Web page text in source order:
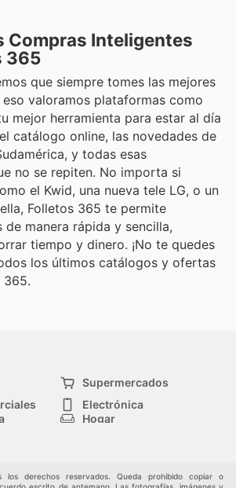
Compras Inteligentes
365
que siempre tomes las mejores
valoramos plataformas como
mejor herramienta para estar al día
catálogo online, las novedades de
y todas esas
no se repiten. No importa si
el Kwid, una nueva tele LG, o un
Folletos 365 te permite
manera rápida y sencilla,
tiempo y dinero. ¡No te quedes
los últimos catálogos y ofertas
365.
Supermercados
Electrónica
Hogar
derechos reservados. Queda prohibido copiar o